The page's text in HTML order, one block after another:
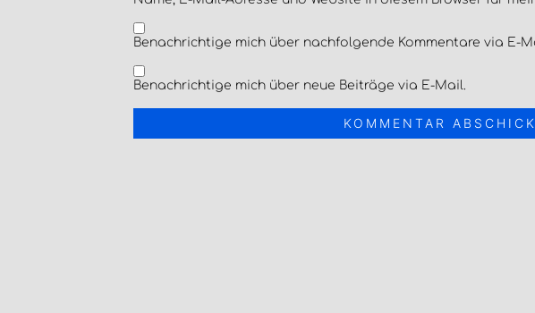
Benachrichtige mich über nachfolgende Kommentare via E-
Benachrichtige mich über neue Beiträge via E-Mail.